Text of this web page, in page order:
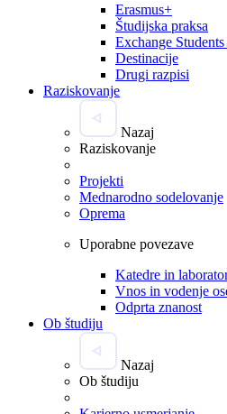
Erasmus+
Študijska praksa
Exchange
Destinacije
Drugi razpisi
Raziskovanje
Nazaj
Raziskovanje
Projekti
Mednarodno sodelovanje
Oprema
Uporabne povezave
Katedre in
Vnos in vodenje
Odprta znanost
Ob študiju
Nazaj
Ob študiju